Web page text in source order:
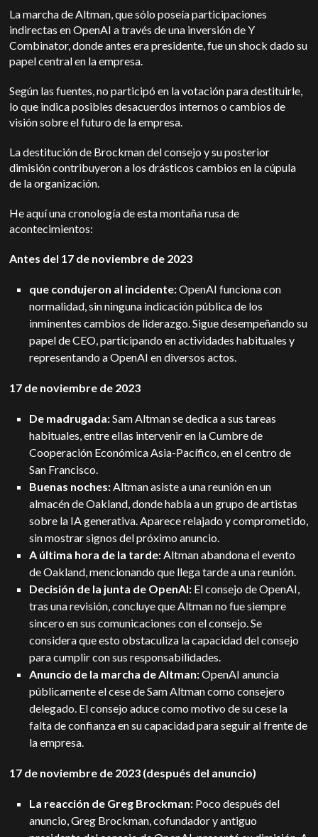
La marcha de Altman, que sólo poseía participaciones
indirectas en OpenAI a través de una inversión de Y
Combinator, donde antes era presidente, fue un shock dado su
papel central en la empresa.
Según las fuentes, no participó en la votación para destituirle,
lo que indica posibles desacuerdos internos o cambios de
visión sobre el futuro de la empresa.
La destitución de Brockman del consejo y su posterior
dimisión contribuyeron a los drásticos cambios en la cúpula
de la organización.
He aquí una cronología de esta montaña rusa de
acontecimientos:
Antes del 17 de noviembre de 2023
que condujeron al incidente:OpenAI funciona con
normalidad, sin ninguna indicación pública de los
inminentes cambios de liderazgo. Sigue desempeñando su
papel de CEO, participando en actividades habituales y
representando a OpenAI en diversos actos.
17 de noviembre de 2023
De madrugada:Sam Altman se dedica a sus tareas
habituales, entre ellas intervenir en la Cumbre de
Cooperación Económica Asia-Pacífico, en el centro de
San Francisco.
Buenas noches:Altman asiste a una reunión en un
almacén de Oakland, donde habla a un grupo de artistas
sobre la IA generativa. Aparece relajado y comprometido,
sin mostrar signos del próximo anuncio.
A última hora de la tarde:Altman abandona el evento
de Oakland, mencionando que llega tarde a una reunión.
Decisión de la junta de OpenAI: El consejo de OpenAI,
tras una revisión, concluye que Altman no fue siempre
sincero en sus comunicaciones con el consejo. Se
considera que esto obstaculiza la capacidad del consejo
para cumplir con sus responsabilidades.
Anuncio de la marcha de Altman:OpenAI anuncia
públicamente el cese de Sam Altman como consejero
delegado. El consejo aduce como motivo de su cese la
falta de confianza en su capacidad para seguir al frente de
la empresa.
17 de noviembre de 2023 (después del anuncio)
La reacción de Greg Brockman: Poco después del
anuncio, Greg Brockman, cofundador y antiguo